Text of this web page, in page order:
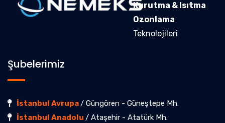
Kurutma & Isıtma
Ozonlama
Teknolojileri
Şubelerimiz
İstanbul Avrupa/ Güngören - Güneştepe Mh.
İstanbul Anadolu / Ataşehir - Atatürk Mh.